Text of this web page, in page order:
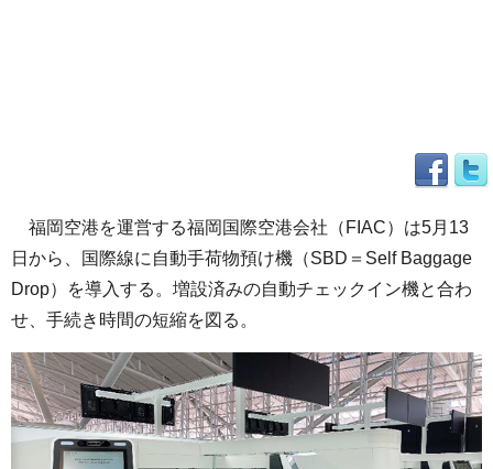
福岡空港を運営する福岡国際空港会社（FIAC）は5月13
日から、国際線に自動手荷物預け機（SBD＝Self Baggage
Drop）を導入する。増設済みの自動チェックイン機と合わ
せ、手続き時間の短縮を図る。